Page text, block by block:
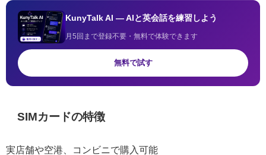
KunyTalk AI — AIと英会話を練習しよう
月5回まで登録不要・無料で体験できます
無料で試す
SIMカードの特徴
実店舗や空港、コンビニで購入可能